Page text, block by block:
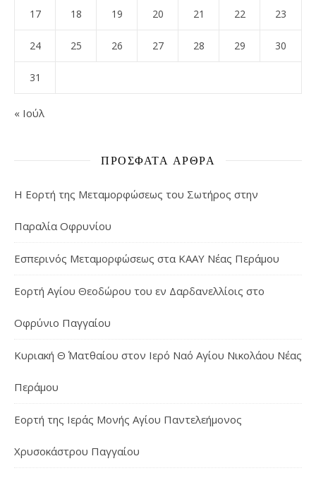
17 18 19 20 21 22 23
24 25 26 27 28 29 30
31
« Ιούλ
ΠΡΌΣΦΑΤΑ ΆΡΘΡΑ
Η Εορτή της Μεταμορφώσεως του Σωτήρος στην
Παραλία Οφρυνίου
Εσπερινός Μεταμορφώσεως στα ΚΑΑΥ Νέας Περάμου
Εορτή Αγίου Θεοδώρου του εν Δαρδανελλίοις στο
Οφρύνιο Παγγαίου
Κυριακή Θ΄ Ματθαίου στον Ιερό Ναό Αγίου Νικολάου Νέας
Περάμου
Εορτή της Ιεράς Μονής Αγίου Παντελεήμονος
Χρυσοκάστρου Παγγαίου